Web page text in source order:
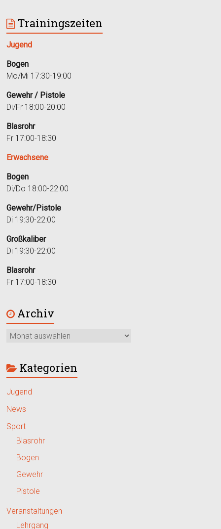
Trainingszeiten
Jugend
Bogen
Mo/Mi 17:30-19:00
Gewehr / Pistole
Di/Fr 18:00-20:00
Blasrohr
Fr 17:00-18:30
Erwachsene
Bogen
Di/Do 18:00-22:00
Gewehr/Pistole
Di 19:30-22:00
Großkaliber
Di 19:30-22:00
Blasrohr
Fr 17:00-18:30
Archiv
Kategorien
Jugend
News
Sport
Blasrohr
Bogen
Gewehr
Pistole
Veranstaltungen
Lehrgang